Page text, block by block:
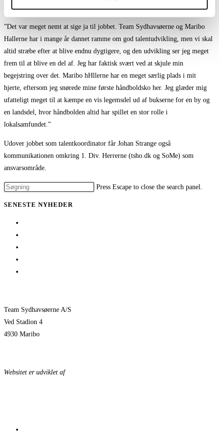
Johan Strange udtaler:
”Det var meget nemt at sige ja til jobbet. Team Sydhavsøerne og Maribo
Hallerne har i mange år dannet ramme om god talentudvikling, men vi skal
altid stræbe efter at blive endnu dygtigere, og den udvikling ser jeg meget
frem til at blive en del af. Jeg har faktisk svært ved at skjule min
begejstring over det. Maribo hHllerne har en meget særlig plads i mit
hjerte, eftersom jeg snørede mine første håndboldsko her. Jeg glæder mig
ufatteligt meget til at kæmpe en vis legemsdel ud af bukserne for en by og
en landsdel, hvor håndbolden altid har spillet en stor rolle i
lokalsamfundet.”
Udover jobbet som talentkoordinator får Johan Strange også
kommunikationen omkring 1. Div. Herrerne (tsho.dk og SoMe) som
ansvarsområde.
Press Escape to close the search panel.
SENESTE NYHEDER
Team Sydhavsøerne A/S
Ved Stadion 4
4930 Maribo
Websitet er udviklet af